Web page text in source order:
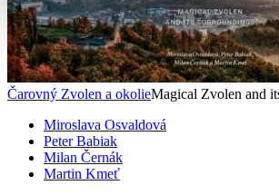
Čarovný Zvolen a okolieMagical Zvolen and
Miroslava Osvaldová
Peter Babiak
Milan Černák
Martin Kmeť